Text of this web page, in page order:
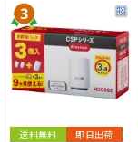
送料無料 即日出荷